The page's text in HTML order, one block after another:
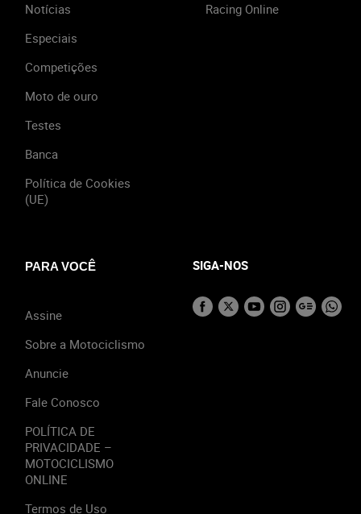
Notícias
Especiais
Competições
Moto de ouro
Testes
Banca
Política de Cookies
(UE)
Racing Online
PARA VOCÊ
Assine
Sobre a Motociclismo
Anuncie
Fale Conosco
POLÍTICA DE
PRIVACIDADE –
MOTOCICLISMO
ONLINE
Termos de Uso
SIGA-NOS